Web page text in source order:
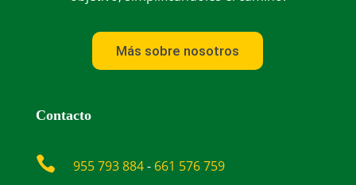
Más sobre nosotros
Contacto
 955 793 884- 661 576 759